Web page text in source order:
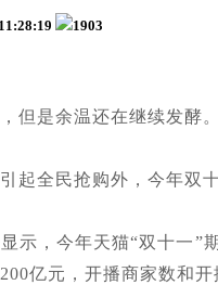
1903
但是余温还在继续发酵。
起全民抢购外，今年双
示，今年天猫“双十一”
亿元，开播商家数和开